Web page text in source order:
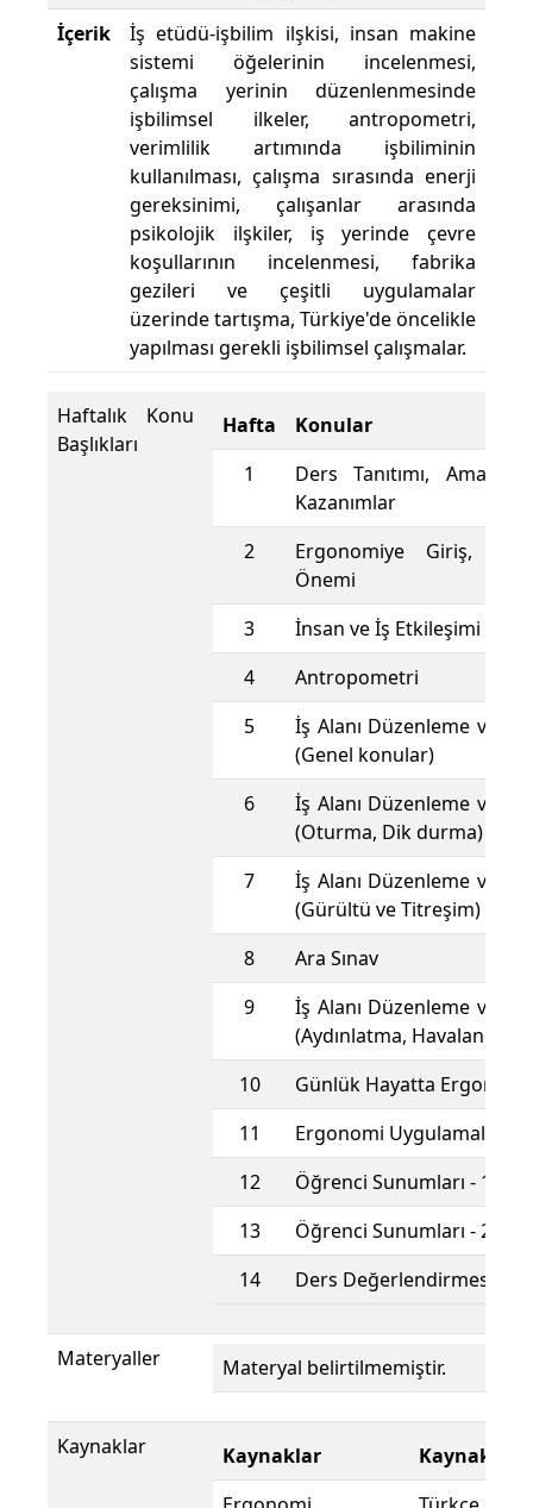
İçerik
İş etüdü-işbilim ilşkisi, insan makine
sistemi öğelerinin incelenmesi,
çalışma yerinin düzenlenmesinde
işbilimsel ilkeler, antropometri,
verimlilik artımında işbiliminin
kullanılması, çalışma sırasında enerji
gereksinimi, çalışanlar arasında
psikolojik ilşkiler, iş yerinde çevre
koşullarının incelenmesi, fabrika
gezileri ve çeşitli uygulamalar
üzerinde tartışma, Türkiye'de öncelikle
yapılması gerekli işbilimsel çalışmalar.
Haftalık Konu
Başlıkları
Hafta
Konular
1
Ders Tanıtımı,
Kazanımlar
2
Ergonomiye Giriş,
Önemi
3
İnsan ve İş Etkileşimi
4
Antropometri
5
İş Alanı Düzenleme ve
(Genel konular)
6
İş Alanı Düzenleme ve
(Oturma, Dik durma)
7
İş Alanı Düzenleme ve
(Gürültü ve Titreşim)
8
Ara Sınav
9
İş Alanı Düzenleme ve
(Aydınlatma,
10
Günlük Hayatta Ergonomi
11
Ergonomi Uygulamaları
12
Öğrenci Sunumları - 1
13
Öğrenci Sunumları - 2
14
Ders Değerlendirmesi
Materyaller Materyal belirtilmemiştir.
Kaynaklar Kaynaklar
Kaynak Dili